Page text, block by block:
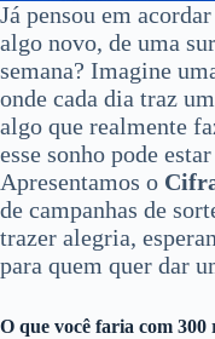
Já pensou em
algo novo, de uma
semana? Imagine
onde cada dia traz
algo que realmente
esse sonho pode
Apresentamos o
de campanhas de
trazer alegria,
para quem quer dar
O que você faria com 300